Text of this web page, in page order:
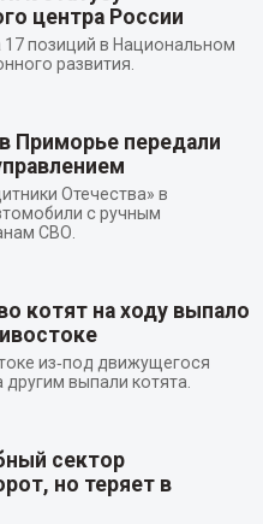
центра России
17 позиций в Национальном
развития.
Приморье передали
Отечества» в
с ручным
СВО.
котят на ходу выпало
из‑под движущегося
выпали котята.
сектор
но теряет в